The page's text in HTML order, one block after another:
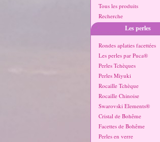
Tous les produits
Recherche
Les perles
Rondes aplaties facettées
Les perles par Puca®
Perles Tchèques
Perles Miyuki
Rocaille Tchèque
Rocaille Chinoise
Swarovski Elements®
Cristal de Bohême
Facettes de Bohême
Perles en verre